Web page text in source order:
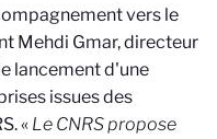
vers le
Mehdi Gmar, directeur
lancement d'une
issues des
« Le CNRS propose